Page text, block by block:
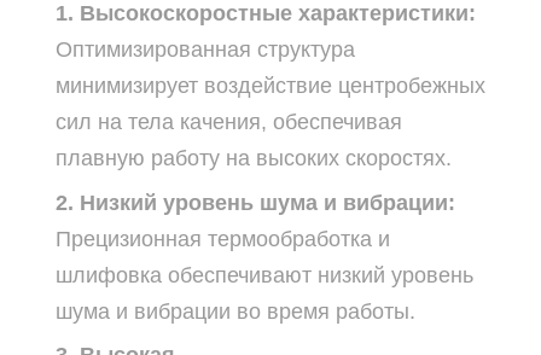
1. Высокоскоростные характеристики:
Оптимизированная структура
минимизирует воздействие центробежных
сил на тела качения, обеспечивая
плавную работу на высоких скоростях.
2. Низкий уровень шума и вибрации:
Прецизионная термообработка и
шлифовка обеспечивают низкий уровень
шума и вибрации во время работы.